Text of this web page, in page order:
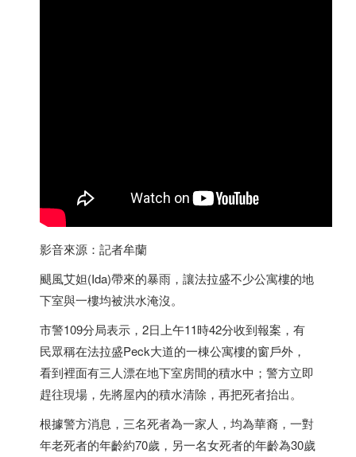
影音來源：記者牟蘭
颶風艾妲(Ida)帶來的暴雨，讓法拉盛不少公寓樓的地
下室與一樓均被洪水淹沒。
市警109分局表示，2日上午11時42分收到報案，有
民眾稱在法拉盛Peck大道的一棟公寓樓的窗戶外，
看到裡面有三人漂在地下室房間的積水中；警方立即
趕往現場，先將屋內的積水清除，再把死者抬出。
根據警方消息，三名死者為一家人，均為華裔，一對
年老死者的年齡約70歲，另一名女死者的年齡為30歲